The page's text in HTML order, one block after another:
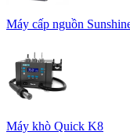
Máy cấp nguồn
Máy khò Quick K8